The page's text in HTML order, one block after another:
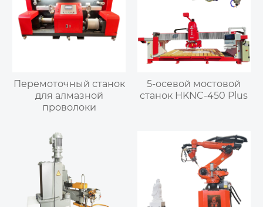
Перемоточный станок
для алмазной
проволоки
5-осевой мостовой
станок HKNC-450 Plus